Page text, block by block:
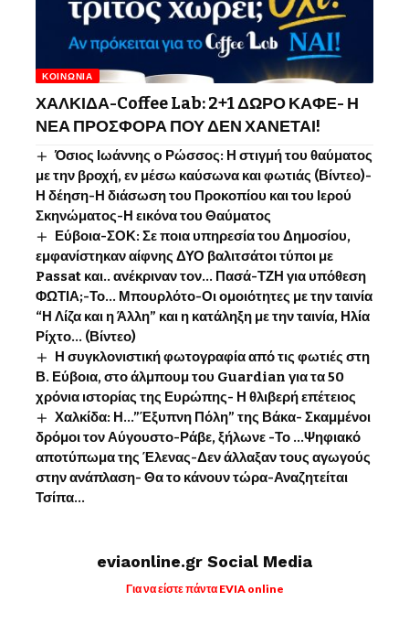
ΚΟΙΝΩΝΊΑ
ΧΑΛΚΙΔΑ-Coffee Lab: 2+1 ΔΩΡΟ ΚΑΦΕ- Η
ΝΕΑ ΠΡΟΣΦΟΡΑ ΠΟΥ ΔΕΝ ΧΑΝΕΤΑΙ!
Όσιος Ιωάννης o Ρώσσος: Η στιγμή του θαύματος
με την βροχή, εν μέσω καύσωνα και φωτιάς (Βίντεο)-
Η δέηση-Η διάσωση του Προκοπίου και του Ιερού
Σκηνώματος-Η εικόνα του Θαύματος
Εύβοια-ΣΟΚ: Σε ποια υπηρεσία του Δημοσίου,
εμφανίστηκαν αίφνης ΔΥΟ βαλιτσάτοι τύποι με
Passat και.. ανέκριναν τον… Πασά-ΤΖΗ για υπόθεση
ΦΩΤΙΑ;-Το… Μπουρλότο-Οι ομοιότητες με την ταινία
“Η Λίζα και η Άλλη” και η κατάληξη με την ταινία, Ηλία
Ρίχτο… (Βίντεο)
Η συγκλονιστική φωτογραφία από τις φωτιές στη
Β. Εύβοια, στο άλμπουμ του Guardian για τα 50
χρόνια ιστορίας της Ευρώπης- Η θλιβερή επέτειος
Χαλκίδα: Η…”Έξυπνη Πόλη” της Βάκα- Σκαμμένοι
δρόμοι τον Αύγουστο-Ράβε, ξήλωνε -Το …Ψηφιακό
αποτύπωμα της Έλενας-Δεν άλλαξαν τους αγωγούς
στην ανάπλαση- Θα το κάνουν τώρα-Αναζητείται
Τσίπα…
eviaonline.gr Social Media
Για να είστε πάντα EVIA online